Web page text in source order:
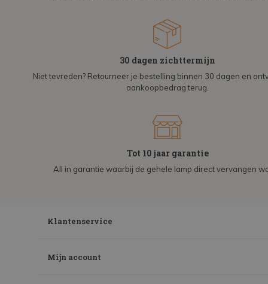
30 dagen zichttermijn
Niet tevreden? Retourneer je bestelling binnen 30 dagen en
aankoopbedrag terug.
Tot 10 jaar garantie
All in garantie waarbij de gehele lamp direct vervangen
Klantenservice
Mijn account